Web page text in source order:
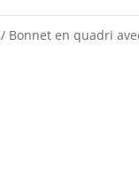
/ Bonnet en quadri